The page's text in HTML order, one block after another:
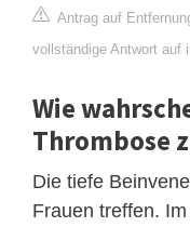
Antrag auf
vollständige Antwort auf
Wie
Thrombose
Die tiefe
Frauen treffen.